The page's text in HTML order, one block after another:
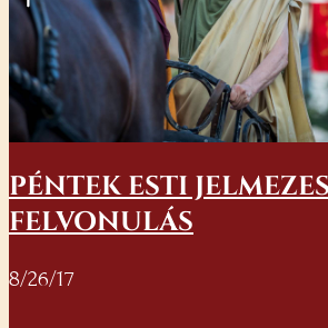
PÉNTEK ESTI JELMEZES
FELVONULÁS
8/26/17